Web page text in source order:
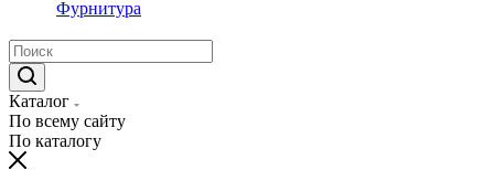
Фурнитура
Каталог
По всему сайту
По каталогу